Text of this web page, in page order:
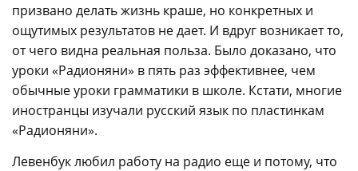
призвано делать жизнь краше, но конкретных и
ощутимых результатов не дает. И вдруг возникает то,
от чего видна реальная польза. Было доказано, что
уроки «Радионяни» в пять раз эффективнее, чем
обычные уроки грамматики в школе. Кстати, многие
иностранцы изучали русский язык по пластинкам
«Радионяни».
Левенбук любил работу на радио еще и потому, что